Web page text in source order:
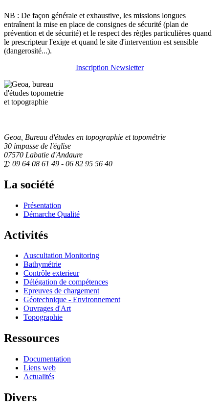
NB : De façon générale et exhaustive, les missions longues
entraînent la mise en place de consignes de sécurité (plan de
prévention et de sécurité) et le respect des règles particulières quand
le prescripteur l'exige et quand le site d'intervention est sensible
(dangerosité...).
Inscription Newsletter
Geoa, Bureau d'études en topographie et topométrie
30 impasse de l'église
07570 Labatie d'Andaure
T: 09 64 08 61 49 - 06 82 95 56 40
La société
Présentation
Démarche Qualité
Activités
Auscultation Monitoring
Bathymétrie
Contrôle exterieur
Délégation de compétences
Epreuves de chargement
Géotechnique - Environnement
Ouvrages d'Art
Topographie
Ressources
Documentation
Liens web
Actualités
Divers